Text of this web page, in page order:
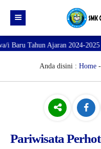
Beranda
PROFILE SEKOLAH
VISI dan MISI
SARANA PRASARANA
Direktori
DATA SISWA
Tahun Ajaran 2024-2025
Anda disini : Home -
Pariwisata